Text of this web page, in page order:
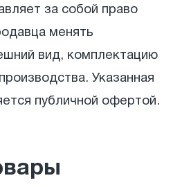
за собой право
менять
вид, комплектацию
Указанная
публичной офертой.